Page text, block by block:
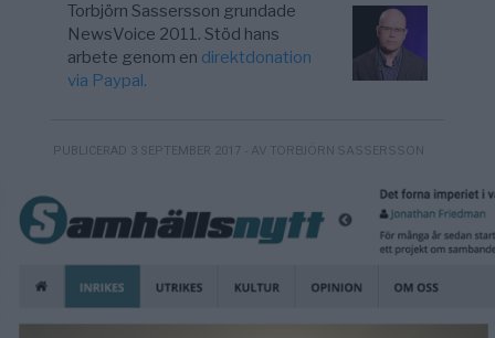
Torbjörn Sassersson grundade
NewsVoice 2011. Stöd hans
arbete genom en direktdonation
via Paypal.
PUBLICERAD 3 SEPTEMBER 2017 - AV TORBJÖRN SASSERSSON